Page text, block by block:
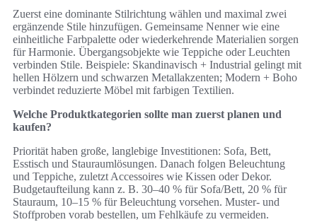
Zuerst eine dominante Stilrichtung wählen und maximal zwei
ergänzende Stile hinzufügen. Gemeinsame Nenner wie eine
einheitliche Farbpalette oder wiederkehrende Materialien sorgen
für Harmonie. Übergangsobjekte wie Teppiche oder Leuchten
verbinden Stile. Beispiele: Skandinavisch + Industrial gelingt mit
hellen Hölzern und schwarzen Metallakzenten; Modern + Boho
verbindet reduzierte Möbel mit farbigen Textilien.
Welche Produktkategorien sollte man zuerst planen und
kaufen?
Priorität haben große, langlebige Investitionen: Sofa, Bett,
Esstisch und Stauraumlösungen. Danach folgen Beleuchtung
und Teppiche, zuletzt Accessoires wie Kissen oder Dekor.
Budgetaufteilung kann z. B. 30–40 % für Sofa/Bett, 20 % für
Stauraum, 10–15 % für Beleuchtung vorsehen. Muster‑ und
Stoffproben vorab bestellen, um Fehlkäufe zu vermeiden.